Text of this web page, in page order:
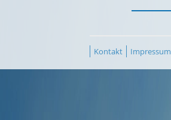
Kontakt Impressum